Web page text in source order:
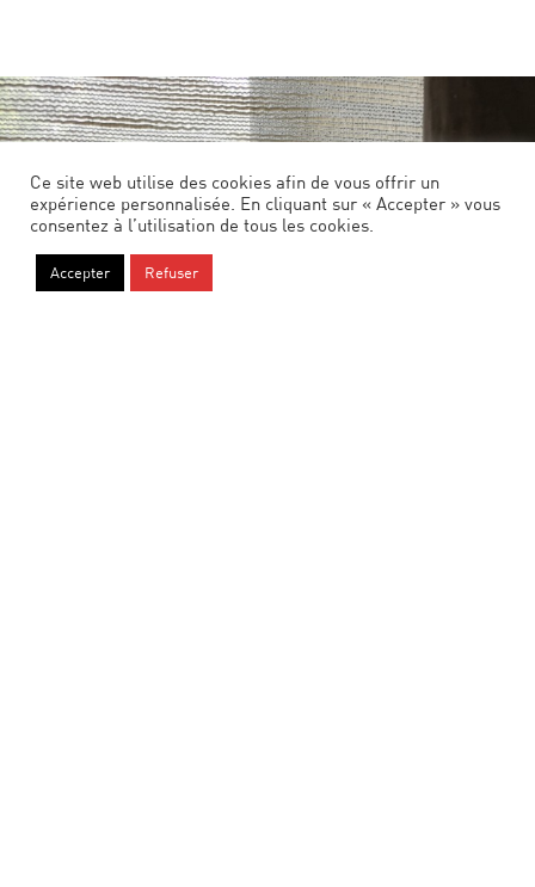
Ce site web utilise des cookies afin de vous offrir un
expérience personnalisée. En cliquant sur « Accepter » vous
consentez à l’utilisation de tous les cookies.
Accepter Refuser